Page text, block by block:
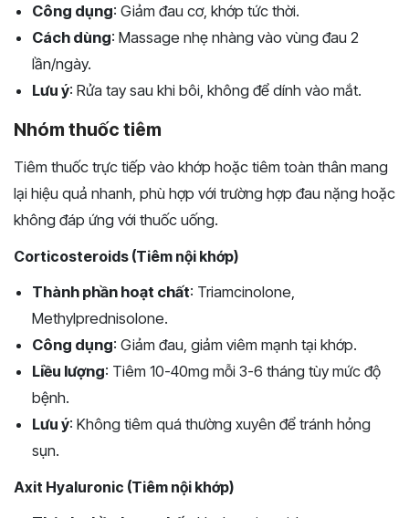
Công dụng: Giảm đau cơ, khớp tức thời.
Cách dùng: Massage nhẹ nhàng vào vùng đau 2
lần/ngày.
Lưu ý: Rửa tay sau khi bôi, không để dính vào mắt.
Nhóm thuốc tiêm
Tiêm thuốc trực tiếp vào khớp hoặc tiêm toàn thân mang
lại hiệu quả nhanh, phù hợp với trường hợp đau nặng hoặc
không đáp ứng với thuốc uống.
Corticosteroids (Tiêm nội khớp)
Thành phần hoạt chất: Triamcinolone,
Methylprednisolone.
Công dụng: Giảm đau, giảm viêm mạnh tại khớp.
Liều lượng: Tiêm 10-40mg mỗi 3-6 tháng tùy mức độ
bệnh.
Lưu ý: Không tiêm quá thường xuyên để tránh hỏng
sụn.
Axit Hyaluronic (Tiêm nội khớp)